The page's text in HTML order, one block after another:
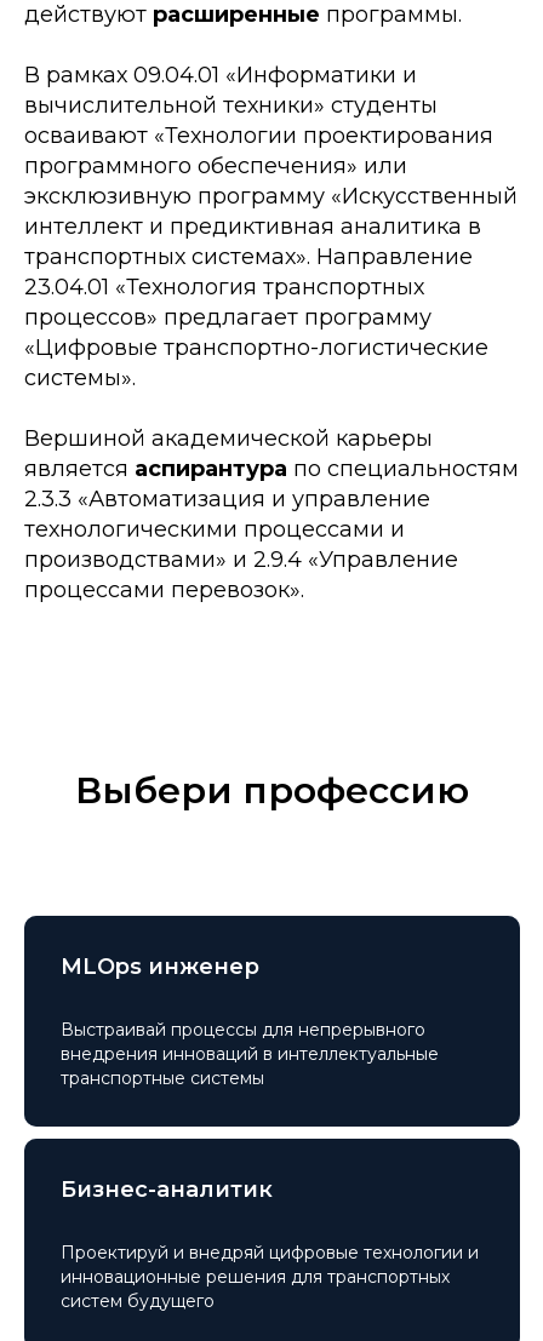
действуют расширенные программы.
В рамках 09.04.01 «Информатики и
вычислительной техники» студенты
осваивают «Технологии проектирования
программного обеспечения» или
эксклюзивную программу «Искусственный
интеллект и предиктивная аналитика в
транспортных системах». Направление
23.04.01 «Технология транспортных
процессов» предлагает программу
«Цифровые транспортно-логистические
системы».
Вершиной академической карьеры
является аспирантура по специальностям
2.3.3 «Автоматизация и управление
технологическими процессами и
производствами» и 2.9.4 «Управление
процессами перевозок».
Выбери профессию
MLOps инженер
Выстраивай процессы для непрерывного
внедрения инноваций в интеллектуальные
транспортные системы
Бизнес-аналитик
Проектируй и внедряй цифровые технологии и
инновационные решения для транспортных
систем будущего